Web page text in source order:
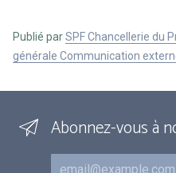
Publié parSPF Chancellerie du
générale Communication
Abonnez-vous à
Courriel